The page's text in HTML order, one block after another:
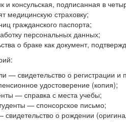
и консульская, подписанная в
медицинскую страховку;
гражданского паспорта;
персональных данных;
о браке как документ,
— свидетельство о регистрации и
удостоверение (копия);
— справка с места учебы;
— спонсорское письмо;
свидетельство о рождении